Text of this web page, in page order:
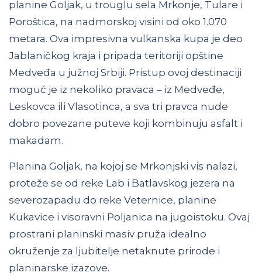
planine Goljak, u trouglu sela Mrkonje, Tulare i
Poroštica, na nadmorskoj visini od oko 1.070
metara. Ova impresivna vulkanska kupa je deo
Jablaničkog kraja i pripada teritoriji opštine
Medveđa u južnoj Srbiji. Pristup ovoj destinaciji
moguć je iz nekoliko pravaca – iz Medveđe,
Leskovca ili Vlasotinca, a sva tri pravca nude
dobro povezane puteve koji kombinuju asfalt i
makadam.
Planina Goljak, na kojoj se Mrkonjski vis nalazi,
proteže se od reke Lab i Batlavskog jezera na
severozapadu do reke Veternice, planine
Kukavice i visoravni Poljanica na jugoistoku. Ovaj
prostrani planinski masiv pruža idealno
okruženje za ljubitelje netaknute prirode i
planinarske izazove.